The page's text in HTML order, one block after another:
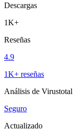
Descargas
1K+
Reseñas
4.9
1K+ reseñas
Análisis de Virustotal
Seguro
Actualizado